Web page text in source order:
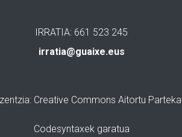
IRRATIA: 661 523 245
irratia@guaixe.eus
: Creative Commons Aitortu
Codesyntaxek garatua